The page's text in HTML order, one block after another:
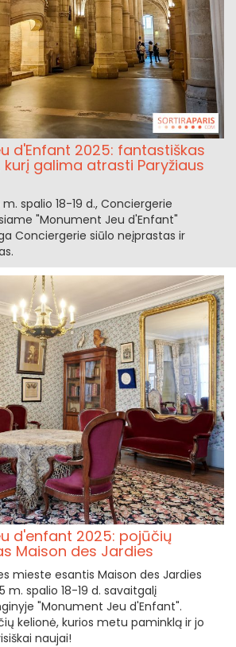
d'Enfant 2025: fantastiškas
galima atrasti Paryžiaus
spalio 18-19 d., Conciergerie
"Monument Jeu d'Enfant"
Conciergerie siūlo neįprastas ir
d'enfant 2025: pojūčių
Maison des Jardies
mieste esantis Maison des Jardies
m. spalio 18-19 d. savaitgalį
"Monument Jeu d'Enfant".
kelionė, kurios metu paminklą ir jo
naujai!